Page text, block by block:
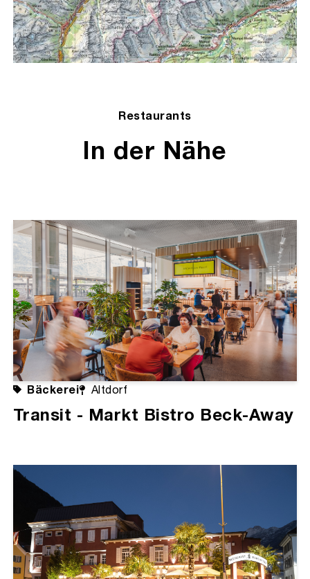
Restaurants
In der Nähe
Bäckerei Altdorf
Transit - Markt Bistro Beck-Away